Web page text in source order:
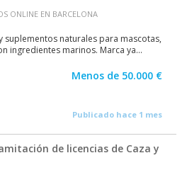
ONLINE EN BARCELONA
suplementos naturales para mascotas,
ingredientes marinos. Marca ya...
Menos de 50.000 €
Publicado hace 1 mes
de licencias de Caza y